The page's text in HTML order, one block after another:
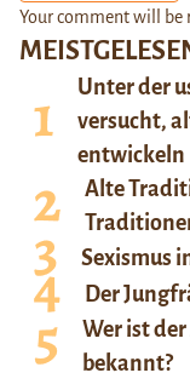
Unter der
versucht,
entwickeln
Alte
Sexismus
Der
Wer ist
bekannt?
Your comment will be